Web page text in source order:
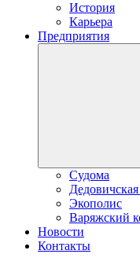
История
Карьера
Предприятия
Судома
Экополис
Варяжский
Новости
Контакты